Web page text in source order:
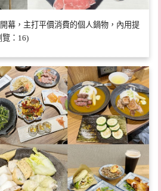
幕，主打平價消費的個人鍋物，內用提
覽：16)